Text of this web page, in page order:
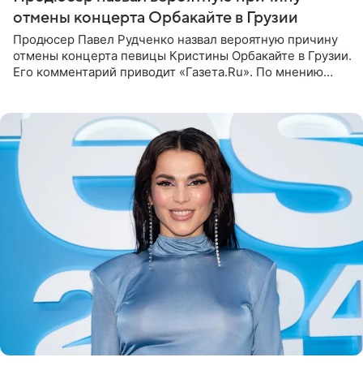
отмены концерта Орбакайте в Грузии
Продюсер Павел Рудченко назвал вероятную причину
отмены концерта певицы Кристины Орбакайте в Грузии.
Его комментарий приводит «Газета.Ru». По мнению